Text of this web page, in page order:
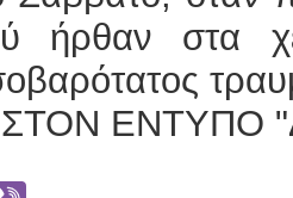
ήρθαν στα
ΕΝΤΥΠΟ